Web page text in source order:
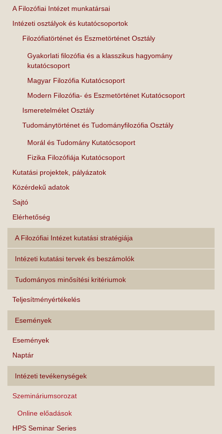
A Filozófiai Intézet munkatársai
Intézeti osztályok és kutatócsoportok
Filozófiatörténet és Eszmetörténet Osztály
Gyakorlati filozófia és a klasszikus hagyomány
kutatócsoport
Magyar Filozófia Kutatócsoport
Modern Filozófia- és Eszmetörténet Kutatócsoport
Ismeretelmélet Osztály
Tudománytörténet és Tudományfilozófia Osztály
Morál és Tudomány Kutatócsoport
Fizika Filozófiája Kutatócsoport
Kutatási projektek, pályázatok
Közérdekű adatok
Sajtó
Elérhetőség
A Filozófiai Intézet kutatási stratégiája
Intézeti kutatási tervek és beszámolók
Tudományos minősítési kritériumok
Teljesítményértékelés
Események
Események
Naptár
Intézeti tevékenységek
Szemináriumsorozat
Online előadások
HPS Seminar Series